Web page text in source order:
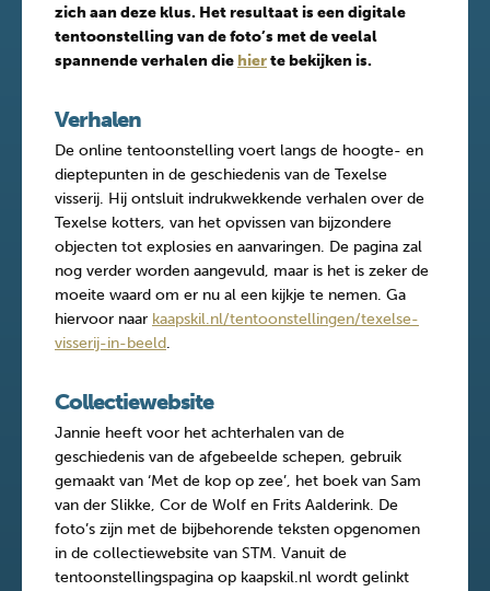
zich aan deze klus. Het resultaat is een digitale
tentoonstelling van de foto’s met de veelal
spannende verhalen die hierte bekijken is.
Verhalen
De online tentoonstelling voert langs de hoogte- en
dieptepunten in de geschiedenis van de Texelse
visserij. Hij ontsluit indrukwekkende verhalen over de
Texelse kotters, van het opvissen van bijzondere
objecten tot explosies en aanvaringen. De pagina zal
nog verder worden aangevuld, maar is het is zeker de
moeite waard om er nu al een kijkje te nemen. Ga
hiervoor naar kaapskil.nl/tentoonstellingen/texelse-
visserij-in-beeld.
Collectiewebsite
Jannie heeft voor het achterhalen van de
geschiedenis van de afgebeelde schepen, gebruik
gemaakt van ‘Met de kop op zee’, het boek van Sam
van der Slikke, Cor de Wolf en Frits Aalderink. De
foto’s zijn met de bijbehorende teksten opgenomen
in de collectiewebsite van STM. Vanuit de
tentoonstellingspagina op kaapskil.nl wordt gelinkt